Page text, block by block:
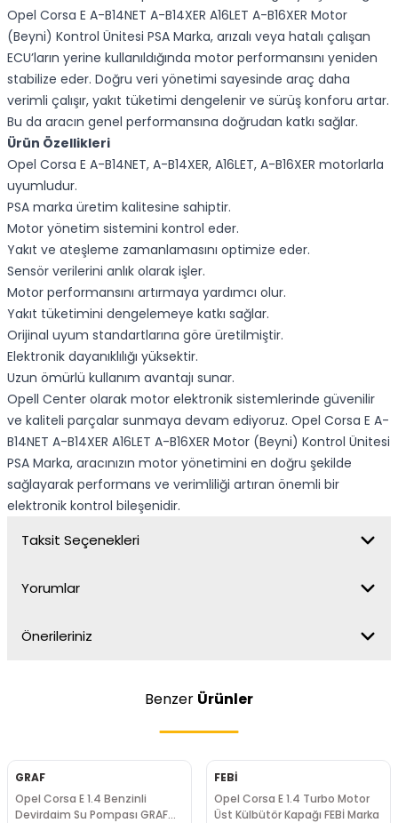
Opel Corsa E A-B14NET A-B14XER A16LET A-B16XER Motor
(Beyni) Kontrol Ünitesi PSA Marka, arızalı veya hatalı çalışan
ECU’ların yerine kullanıldığında motor performansını yeniden
stabilize eder. Doğru veri yönetimi sayesinde araç daha
verimli çalışır, yakıt tüketimi dengelenir ve sürüş konforu artar.
Bu da aracın genel performansına doğrudan katkı sağlar.
Ürün Özellikleri
Opel Corsa E A-B14NET, A-B14XER, A16LET, A-B16XER motorlarla
uyumludur.
PSA marka üretim kalitesine sahiptir.
Motor yönetim sistemini kontrol eder.
Yakıt ve ateşleme zamanlamasını optimize eder.
Sensör verilerini anlık olarak işler.
Motor performansını artırmaya yardımcı olur.
Yakıt tüketimini dengelemeye katkı sağlar.
Orijinal uyum standartlarına göre üretilmiştir.
Elektronik dayanıklılığı yüksektir.
Uzun ömürlü kullanım avantajı sunar.
Opell Center olarak motor elektronik sistemlerinde güvenilir
ve kaliteli parçalar sunmaya devam ediyoruz. Opel Corsa E A-
B14NET A-B14XER A16LET A-B16XER Motor (Beyni) Kontrol Ünitesi
PSA Marka, aracınızın motor yönetimini en doğru şekilde
sağlayarak performans ve verimliliği artıran önemli bir
elektronik kontrol bileşenidir.
Taksit Seçenekleri
Yorumlar
Önerileriniz
Benzer Ürünler
GRAF
Opel Corsa E 1.4 Benzinli
Devirdaim Su Pompası GRAF
FEBİ
Opel Corsa E 1.4 Turbo Motor
Üst Külbütör Kapağı FEBİ Marka